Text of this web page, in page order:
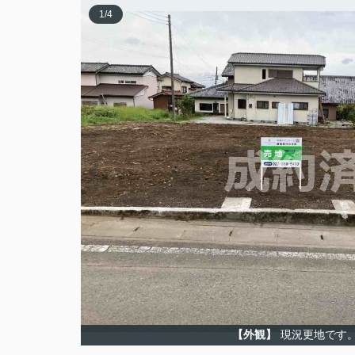
1/4
【外観】 現況更地です